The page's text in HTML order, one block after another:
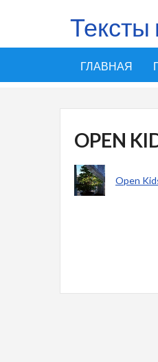
Тексты
ГЛАВНАЯ
OPEN
Open